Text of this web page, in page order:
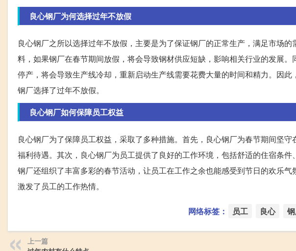
良心钢厂为何选择过年不放假
良心钢厂之所以选择过年不放假，主要是为了保证钢厂的正常生产，满足市场
料，如果钢厂在春节期间放假，将会导致钢材供应短缺，影响相关行业的发展
停产，将会导致生产线冷却，重新启动生产线需要花费大量的时间和精力。因
钢厂选择了过年不放假。
良心钢厂如何保障员工权益
良心钢厂为了保障员工权益，采取了多种措施。首先，良心钢厂为春节期间坚
福利待遇。其次，良心钢厂为员工提供了良好的工作环境，包括舒适的住宿条
钢厂还组织了丰富多彩的春节活动，让员工在工作之余也能感受到节日的欢乐
激发了员工的工作热情。
网络标签： 员工 良心
上一篇